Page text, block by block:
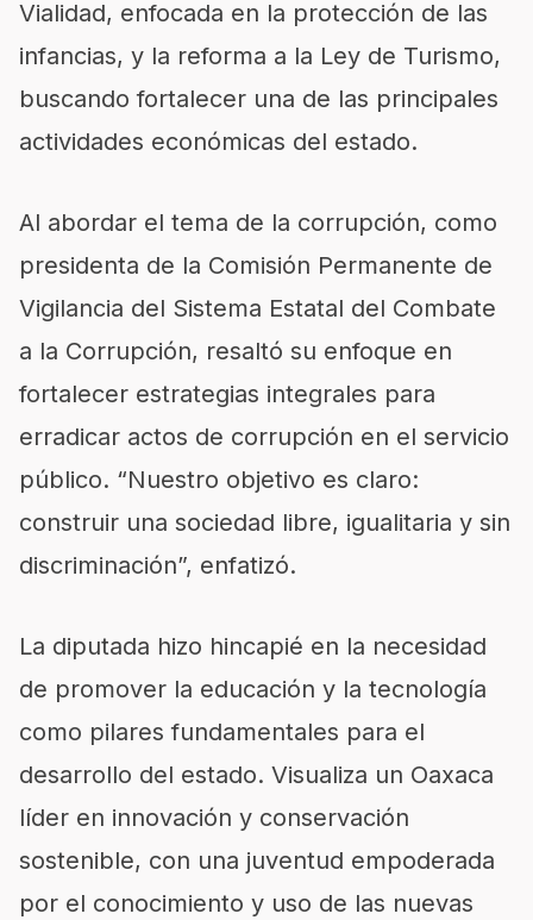
Vialidad, enfocada en la protección de las
infancias, y la reforma a la Ley de Turismo,
buscando fortalecer una de las principales
actividades económicas del estado.
Al abordar el tema de la corrupción, como
presidenta de la Comisión Permanente de
Vigilancia del Sistema Estatal del Combate
a la Corrupción, resaltó su enfoque en
fortalecer estrategias integrales para
erradicar actos de corrupción en el servicio
público. “Nuestro objetivo es claro:
construir una sociedad libre, igualitaria y sin
discriminación”, enfatizó.
La diputada hizo hincapié en la necesidad
de promover la educación y la tecnología
como pilares fundamentales para el
desarrollo del estado. Visualiza un Oaxaca
líder en innovación y conservación
sostenible, con una juventud empoderada
por el conocimiento y uso de las nuevas